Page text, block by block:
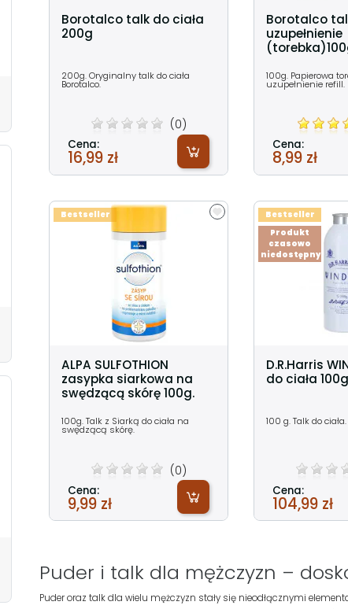
Borotalco talk do ciała
200g
200g. Oryginalny talk do ciała
Borotalco.
(0)
Cena:
16,99 zł
Borotalco
uzupełnienie
100g. Papierowa
uzupełnienie refill.
Cena:
8,99 zł
ALPA SULFOTHION
zasypka siarkowa na
swędzącą skórę 100g.
100g. Talk z Siarką do ciała na
swędzącą skórę.
(0)
Cena:
9,99 zł
Bestseller
D.R.Harris
do ciała 100g
100 g. Talk do
Cena:
104,99 zł
Produkt
czasowo
niedostępny
Bestseller
Puder i talk dla mężczyzn –
Puder oraz talk dla wielu mężczyzn stały się nieodłącznymi